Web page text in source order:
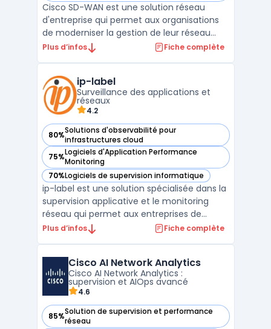
Cisco SD-WAN est une solution réseau
d'entreprise qui permet aux organisations
de moderniser la gestion de leur réseau
WAN tout en intégrant des options de
Conçue pour optimiser les performances
réseau, cette technologie s'appuie s ...
Plus d’infos Fiche complète
ip-label
Surveillance des applications et
réseaux
4.2
80%Solutions d'observabilité pour
infrastructures cloud
— voir ip-label dans cette catégorie
75%Logiciels d'Application Performance
Monitoring
— voir ip-label dans cette catégorie
70%Logiciels de supervision informatique
— voir ip-label dans cette catégorie
ip-label est une solution spécialisée dans la
supervision applicative et le monitoring
réseau qui permet aux entreprises de
mesurer en continu la performance digitale
lenteurs, interruptions et anomalies afin d ...
Plus d’infos Fiche complète
Cisco AI Network Analytics
Cisco AI Network Analytics :
supervision et AIOps avancé
4.6
85%Solution de supervision et performance
réseau
— voir Cisco AI Network Analytics dans cette catégorie